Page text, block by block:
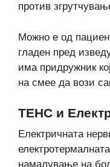
против
Можно е од
гладен пред
има придружник
на смее да вози
ТЕНС и
Електричната
намалување на